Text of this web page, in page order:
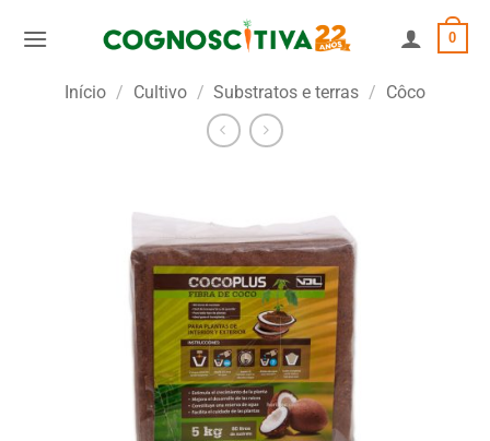
0
Início / Cultivo / Substratos e terras / Côco